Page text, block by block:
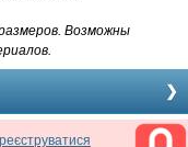
Возможны